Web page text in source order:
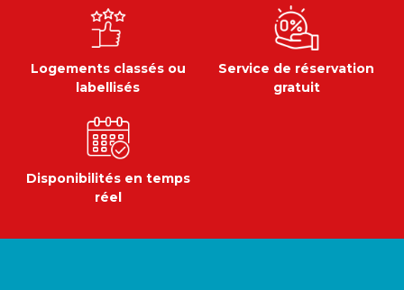
Logements classés ou
labellisés
Service de réservation
gratuit
Disponibilités en temps
réel